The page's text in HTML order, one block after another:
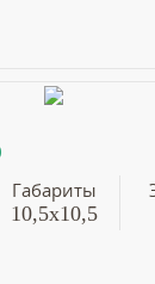
Габариты
10,5х10,5